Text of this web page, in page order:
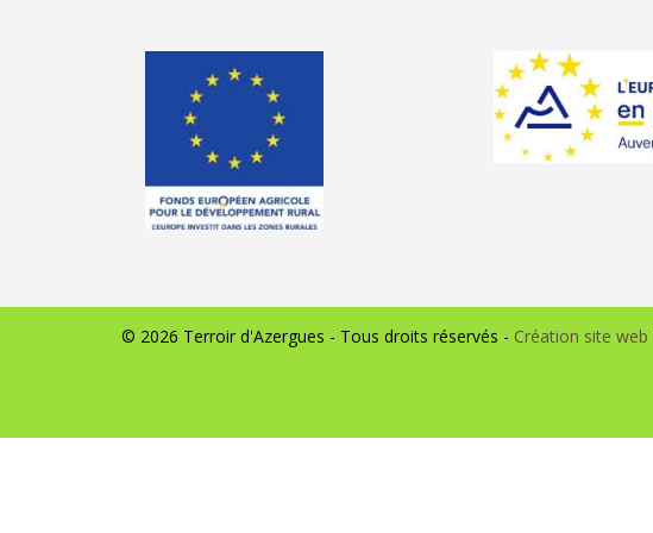
© 2026 Terroir d'Azergues - Tous droits réservés - Création site web